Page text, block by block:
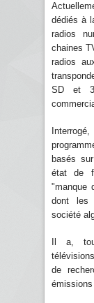
dédiés à
radios
chaines
radios
SD et
basés
état de
"manque
dont les
société
Il a,
de
émissions